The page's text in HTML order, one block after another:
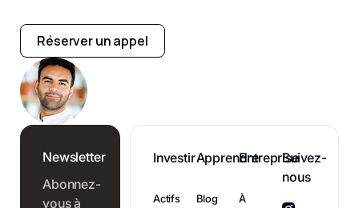
Réserver un appel
Newsletter
Abonnez-
vous à
Investir
Actifs
Apprendre
Blog
Entreprise
À
Suivez-
nous